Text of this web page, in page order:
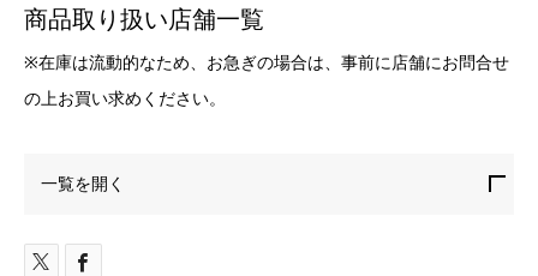
商品取り扱い店舗一覧
※在庫は流動的なため、お急ぎの場合は、事前に店舗にお問合せ
の上お買い求めください。
一覧を開く